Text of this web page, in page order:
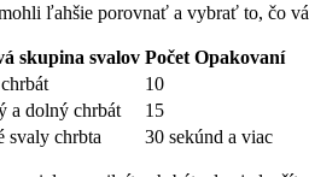
ľahšie porovnať a vybrať to, čo
skupina svalov Počet Opakovaní
10
a dolný chrbát
15
svaly chrbta 30 sekúnd a viac